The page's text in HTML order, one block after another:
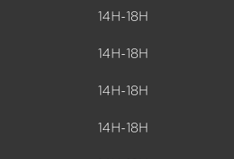
14H-18H
14H-18H
14H-18H
14H-18H